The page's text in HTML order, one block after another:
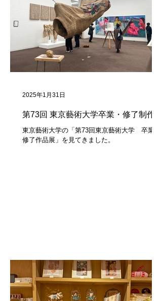
第73回 東京藝術大学卒業・修了制作展
東京藝術大学の「第73回東京藝術大学 卒業・
修了作品展」を見てきました。
2025年1月31日